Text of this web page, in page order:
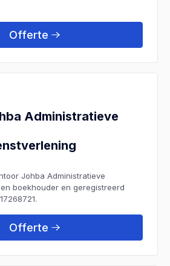
Offerte
Administratieve
Johba Administratieve
boekhouder en geregistreerd
Offerte